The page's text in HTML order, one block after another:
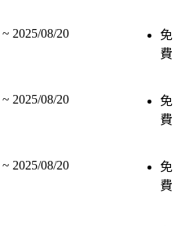
~ 2025/08/20
免
費
~ 2025/08/20
免
費
~ 2025/08/20
免
費